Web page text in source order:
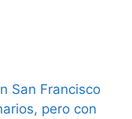
San Francisco
pero con